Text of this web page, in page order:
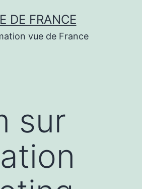
DE FRANCE
vue de France
sur